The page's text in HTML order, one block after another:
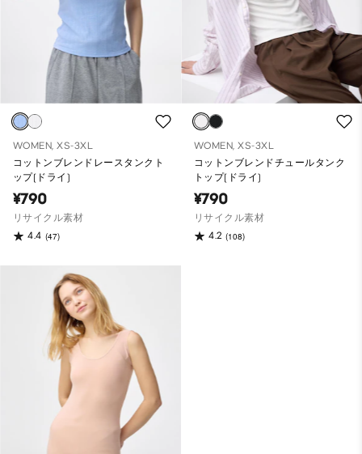
WOMEN, XS-3XL
コットンブレンドレースタンクト
ップ(ドライ)
¥790
リサイクル素材
4.4 (47)
WOMEN, XS-3XL
コットンブレンドチュールタンク
トップ(ドライ)
¥790
リサイクル素材
4.2 (108)